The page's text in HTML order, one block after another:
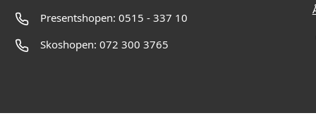
Presentshopen: 0515 - 337 10
Skoshopen: 072 300 3765